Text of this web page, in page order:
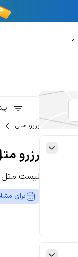
رزرو متل
رزرو
لیست متل
برای